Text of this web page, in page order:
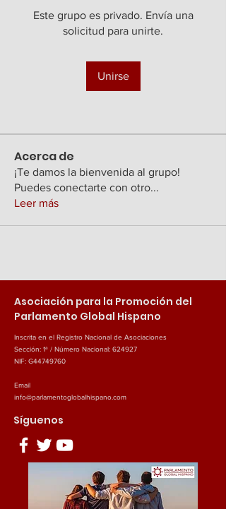
Este grupo es privado. Envía una
solicitud para unirte.
Unirse
Acerca de
¡Te damos la bienvenida al grupo!
Puedes conectarte con otro...
Leer más
Asociación para la Promoción del
Parlamento Global Hispano
Inscrita en el Registro Nacional de Asociaciones
Sección: 1ª / Número Nacional: 624927
NIF: G44749760
Email
info@parlamentoglobalhispano.com
Síguenos